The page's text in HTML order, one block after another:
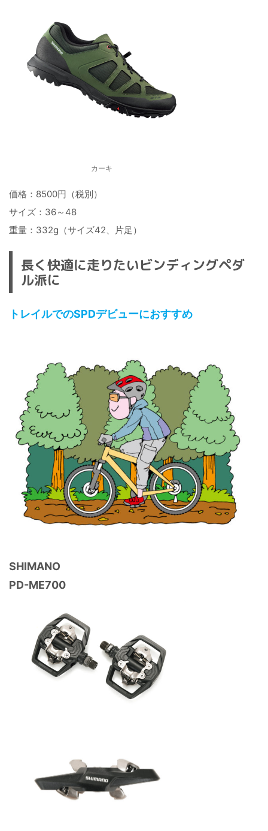
カーキ
価格：8500円（税別）
サイズ：36～48
重量：332g（サイズ42、片足）
長く快適に走りたいビンディングペダ
ル派に
トレイルでのSPDデビューにおすすめ
SHIMANO
PD-ME700